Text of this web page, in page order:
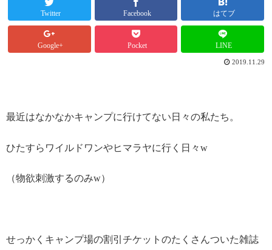
Twitter Facebook はてブ
Google+ Pocket LINE
2019.11.29
最近はなかなかキャンプに行けてない日々の私たち。
ひたすらワイルドワンやヒマラヤに行く日々w
（物欲刺激するのみw）
せっかくキャンプ場の割引チケットのたくさんついた雑誌